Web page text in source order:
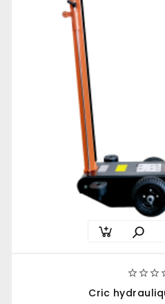

Cric